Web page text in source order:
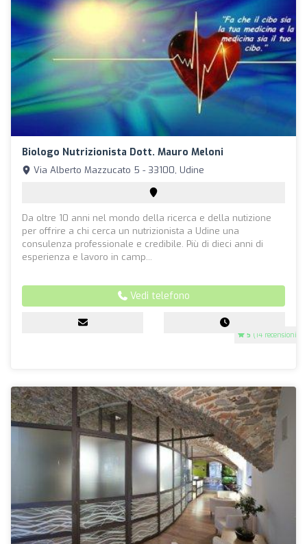
Biologo Nutrizionista Dott. Mauro Meloni
5 (14 recensioni)
Via Alberto Mazzucato 5 - 33100, Udine
Da oltre 10 anni nel mondo della ricerca e della nutizione
per offrire a chi cerca un nutrizionista a Udine una
consulenza professionale e credibile. Più di dieci anni di
esperienza e lavoro in camp...
Vedi telefono